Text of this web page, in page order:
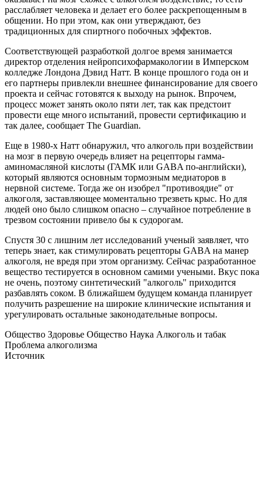
расслабляет человека и делает его более раскрепощенным в
общении. Но при этом, как они утверждают, без
традиционных для спиртного побочных эффектов.
Соответствующей разработкой долгое время занимается
директор отделения нейропсихофармакологии в Имперском
колледже Лондона Дэвид Натт. В конце прошлого года он и
его партнеры привлекли внешнее финансирование для своего
проекта и сейчас готовятся к выходу на рынок. Впрочем,
процесс может занять около пяти лет, так как предстоит
провести еще много испытаний, провести сертификацию и
так далее, сообщает The Guardian.
Еще в 1980-х Натт обнаружил, что алкоголь при воздействии
на мозг в первую очередь влияет на рецепторы гамма-
аминомасляной кислоты (ГАМК или GABA по-английски),
который являются основным тормозным медиаторов в
нервной системе. Тогда же он изобрел "противоядие" от
алкоголя, заставляющее моментально трезветь крыс. Но для
людей оно было слишком опасно – случайное потребление в
трезвом состоянии привело бы к судорогам.
Спустя 30 с лишним лет исследований ученый заявляет, что
теперь знает, как стимулировать рецепторы GABA на манер
алкоголя, не вредя при этом организму. Сейчас разработанное
вещество тестируется в основном самими учеными. Вкус пока
не очень, поэтому синтетический "алкоголь" приходится
разбавлять соком. В ближайшем будущем команда планирует
получить разрешение на широкие клинические испытания и
урегулировать остальные законодательные вопросы.
Общество Здоровье Общество Наука Алкоголь и табак
Проблема алкоголизма
Источник